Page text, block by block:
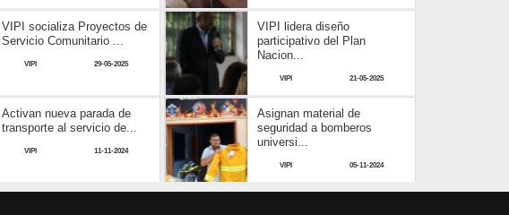
VIPI socializa Proyectos de
Servicio Comunitario ...
VIPI 29-05-2025
VIPI lidera diseño
participativo del Plan
Nacion...
VIPI 21-05-2025
Activan nueva parada de
transporte al servicio de...
VIPI 11-11-2024
Asignan material de
seguridad a bomberos
universi...
VIPI 05-11-2024